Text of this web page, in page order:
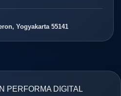
Yogyakarta 55141
PERFORMA DIGITAL